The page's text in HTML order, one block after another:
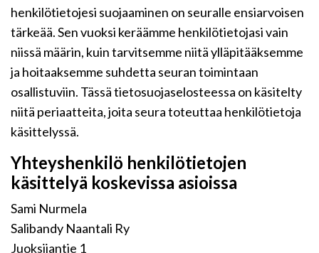
henkilötietojesi suojaaminen on seuralle ensiarvoisen
tärkeää. Sen vuoksi keräämme henkilötietojasi vain
niissä määrin, kuin tarvitsemme niitä ylläpitääksemme
ja hoitaaksemme suhdetta seuran toimintaan
osallistuviin. Tässä tietosuojaselosteessa on käsitelty
niitä periaatteita, joita seura toteuttaa henkilötietoja
käsittelyssä.
Yhteyshenkilö henkilötietojen
käsittelyä koskevissa asioissa
Sami Nurmela
Salibandy Naantali Ry
Juoksijantie 1